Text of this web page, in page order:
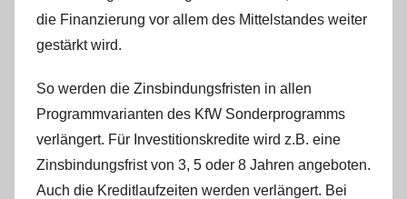
die Finanzierung vor allem des Mittelstandes weiter
gestärkt wird.
So werden die Zinsbindungsfristen in allen
Programmvarianten des KfW Sonderprogramms
verlängert. Für Investitionskredite wird z.B. eine
Zinsbindungsfrist von 3, 5 oder 8 Jahren angeboten.
Auch die Kreditlaufzeiten werden verlängert. Bei